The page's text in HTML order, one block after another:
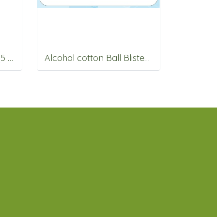
ไม้พันสำลี 6" # S , M , L (5 ก้าน) Alcohol cotton Ball Blister Pack